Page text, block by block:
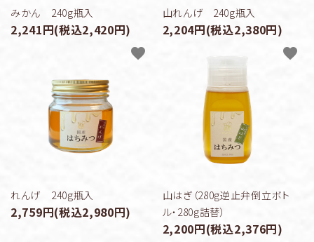
みかん 240g瓶入
2,241円(税込2,420円)
山れんげ 240g瓶入
2,204円(税込2,380円)
れんげ 240g瓶入
2,759円(税込2,980円)
favorite
山はぎ（280g逆止弁倒立ボト
ル・280g詰替）
2,200円(税込2,376円)
favorite